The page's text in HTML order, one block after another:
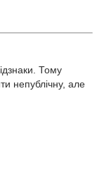
Тому
непублічну, але